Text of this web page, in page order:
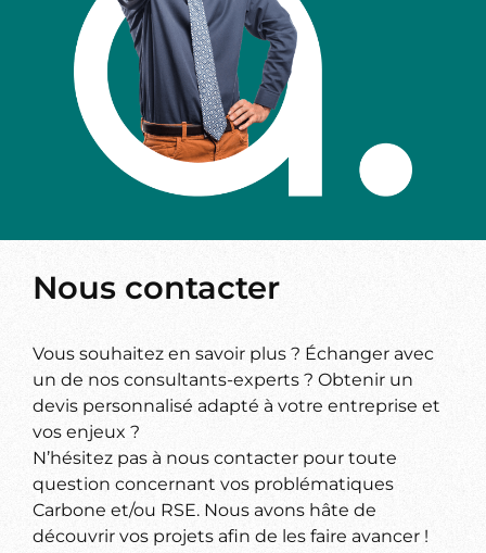
Nous contacter
Vous souhaitez en savoir plus ? Échanger avec
un de nos consultants-experts ? Obtenir un
devis personnalisé adapté à votre entreprise et
vos enjeux ?
N’hésitez pas à nous contacter pour toute
question concernant vos problématiques
Carbone et/ou RSE. Nous avons hâte de
découvrir vos projets afin de les faire avancer !